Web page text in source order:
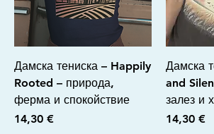
Дамска тениска – Happily
Rooted – природа,
ферма и спокойствие
Цена
14,30 €
Дамска
and
залез и
Цена
14,30 €